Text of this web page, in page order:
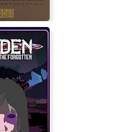
of the Fallen